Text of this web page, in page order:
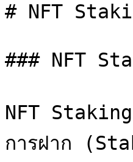
# NFT
### NFT
NFT
การฝาก